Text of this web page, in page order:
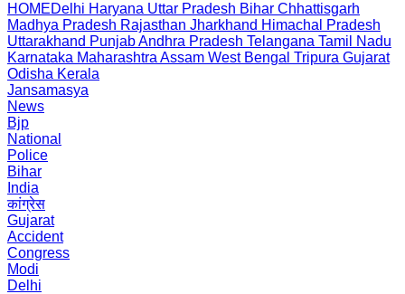
HOMEDelhi Haryana Uttar Pradesh Bihar Chhattisgarh
Madhya Pradesh Rajasthan Jharkhand Himachal Pradesh
Uttarakhand PunjabAndhra Pradesh Telangana Tamil Nadu
Karnataka Maharashtra Assam West Bengal Tripura Gujarat
Odisha Kerala
Jansamasya
News
Bjp
National
Police
Bihar
India
कांग्रेस
Gujarat
Accident
Congress
Modi
Delhi